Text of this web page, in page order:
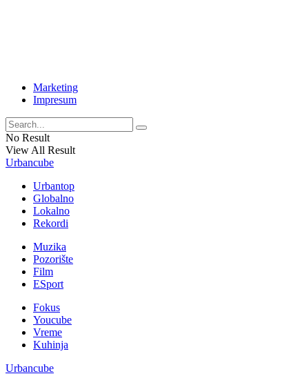
Marketing
Impresum
No Result
View All Result
Urbancube
Urbantop
Globalno
Lokalno
Rekordi
Muzika
Pozorište
Film
ESport
Fokus
Youcube
Vreme
Kuhinja
Urbancube